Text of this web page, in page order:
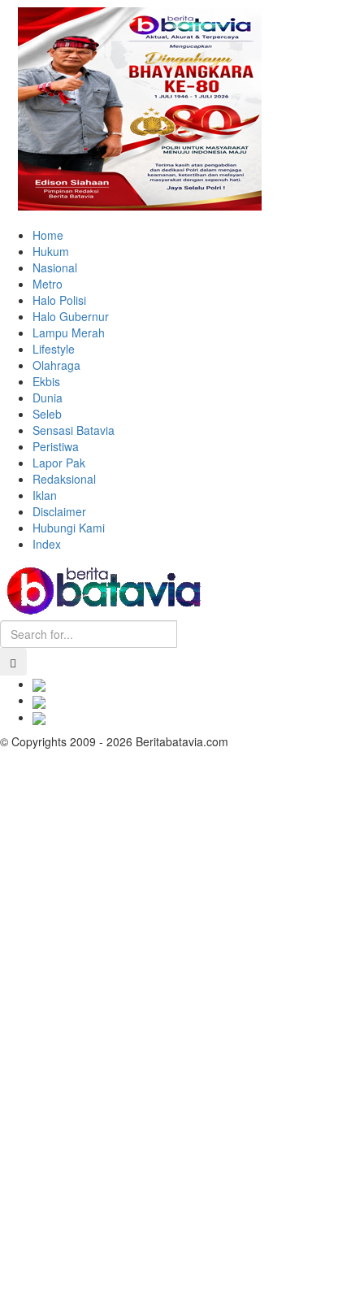
Home
Hukum
Nasional
Metro
Halo Polisi
Halo Gubernur
Lampu Merah
Lifestyle
Olahraga
Ekbis
Dunia
Seleb
Sensasi Batavia
Peristiwa
Lapor Pak
Redaksional
Iklan
Disclaimer
Hubungi Kami
Index
© Copyrights 2009 - 2026 Beritabatavia.com